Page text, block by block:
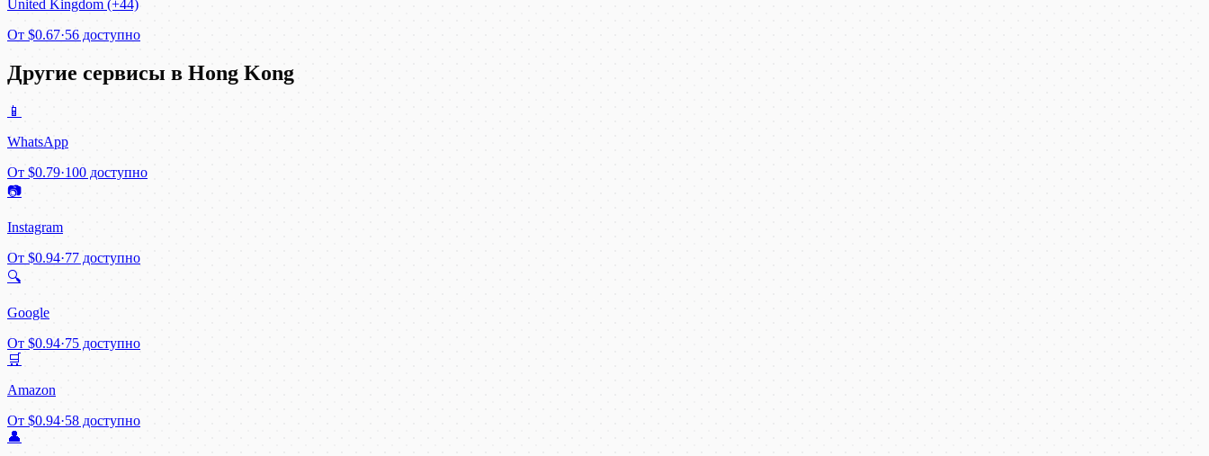
United Kingdom (+44)
От $0.67·56 доступно
Другие сервисы в Hong Kong
📱
WhatsApp
От $0.79·100 доступно
📷
Instagram
От $0.94·77 доступно
🔍
Google
От $0.94·75 доступно
🛒
Amazon
От $0.94·58 доступно
👤